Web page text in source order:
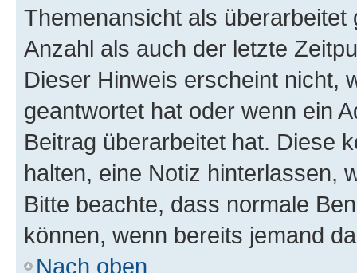
Themenansicht als
Anzahl als auch der letzte
Dieser Hinweis erscheint nicht,
geantwortet hat oder wenn ein
Beitrag überarbeitet hat. Diese
halten, eine Notiz hinterlassen,
Bitte beachte, dass normale
können, wenn bereits jemand
Nach oben